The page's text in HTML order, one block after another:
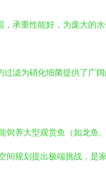
承重性能好，为庞大的
滤为硝化细菌提供了广
养大型观赏鱼（如龙鱼
规划提出极端挑战，是